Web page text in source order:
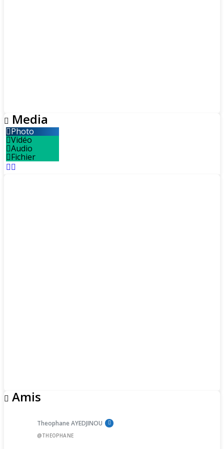
Media
Photo
Vidéo
Audio
Fichier
Amis
Theophane AYEDJINOU
@THEOPHANE